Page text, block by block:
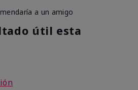
a un amigo
útil esta